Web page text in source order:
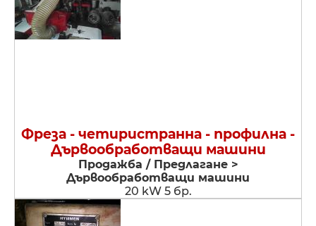
Фреза - четиристранна - профилна -
Дървообработващи машини
Продажба / Предлагане >
Дървообработващи машини
20 kW 5 бр.